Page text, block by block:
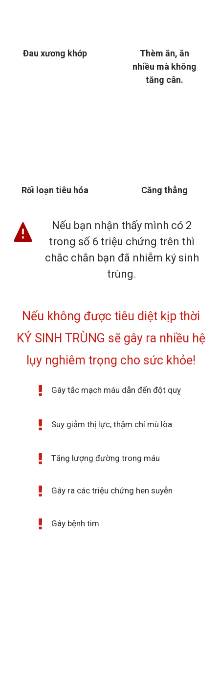
Đau xương khớp
Thèm ăn, ăn
nhiều mà không
tăng cân.
Rối loạn tiêu hóa Căng thẳng
Nếu bạn nhận thấy mình có 2
trong số 6 triệu chứng trên thì
chắc chắn bạn đã nhiễm ký sinh
trùng.
Nếu không được tiêu diệt kịp thời
KÝ SINH TRÙNG sẽ gây ra nhiều hệ
lụy nghiêm trọng cho sức khỏe!
Gây tắc mạch máu dẫn đến đột quỵ
Suy giảm thị lực, thậm chí mù lòa
Tăng lượng đường trong máu
Gây ra các triệu chứng hen suyễn
Gây bệnh tim